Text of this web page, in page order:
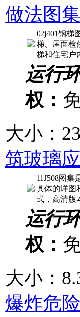
做法图
02j401钢梯
梯、屋面检
梯和住宅户
运行
权：
大小：
筑玻璃
11J508图
具体的详图
式，高清版
运行
权：
大小：
爆炸危